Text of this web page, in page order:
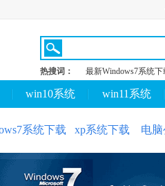
热搜词： 最新Windows7系统下
win10系统 win11系统
系统下载 xp系统下载 电